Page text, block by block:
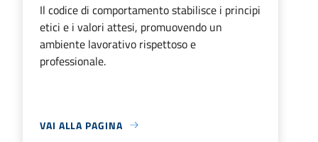
Il codice di comportamento stabilisce i principi
etici e i valori attesi, promuovendo un
ambiente lavorativo rispettoso e
professionale.
VAI ALLA PAGINA